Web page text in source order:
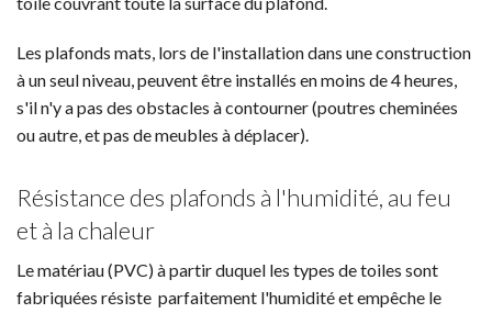
Les plafonds mats, lors de l'installation dans une construction
à un seul niveau, peuvent être installés en moins de 4 heures,
s'il n'y a pas des obstacles à contourner (poutres cheminées
ou autre, et pas de meubles à déplacer).
Résistance des plafonds à l'humidité, au feu
et à la chaleur
Le matériau (PVC) à partir duquel les types de toiles sont
fabriquées résiste parfaitement l'humidité et empêche le